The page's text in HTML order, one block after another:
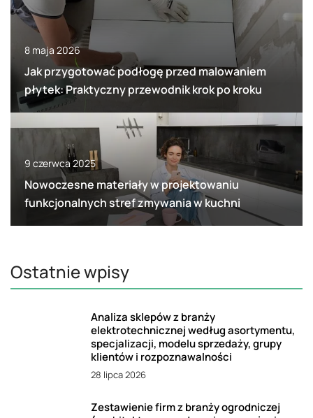
8 maja 2026
Jak przygotować podłogę przed malowaniem
płytek: Praktyczny przewodnik krok po kroku
9 czerwca 2025
Nowoczesne materiały w projektowaniu
funkcjonalnych stref zmywania w kuchni
Ostatnie wpisy
Analiza sklepów z branży
elektrotechnicznej według asortymentu,
specjalizacji, modelu sprzedaży, grupy
klientów i rozpoznawalności
28 lipca 2026
Zestawienie firm z branży ogrodniczej